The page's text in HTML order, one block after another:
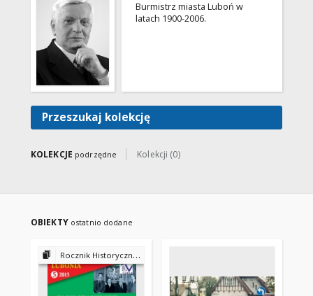
Burmistrz miasta Luboń w
latach 1900-2006.
Przeszukaj kolekcję
KOLEKCJE podrzędne Kolekcji (0)
OBIEKTY ostatnio dodane
Rocznik Historyczny Lubonia